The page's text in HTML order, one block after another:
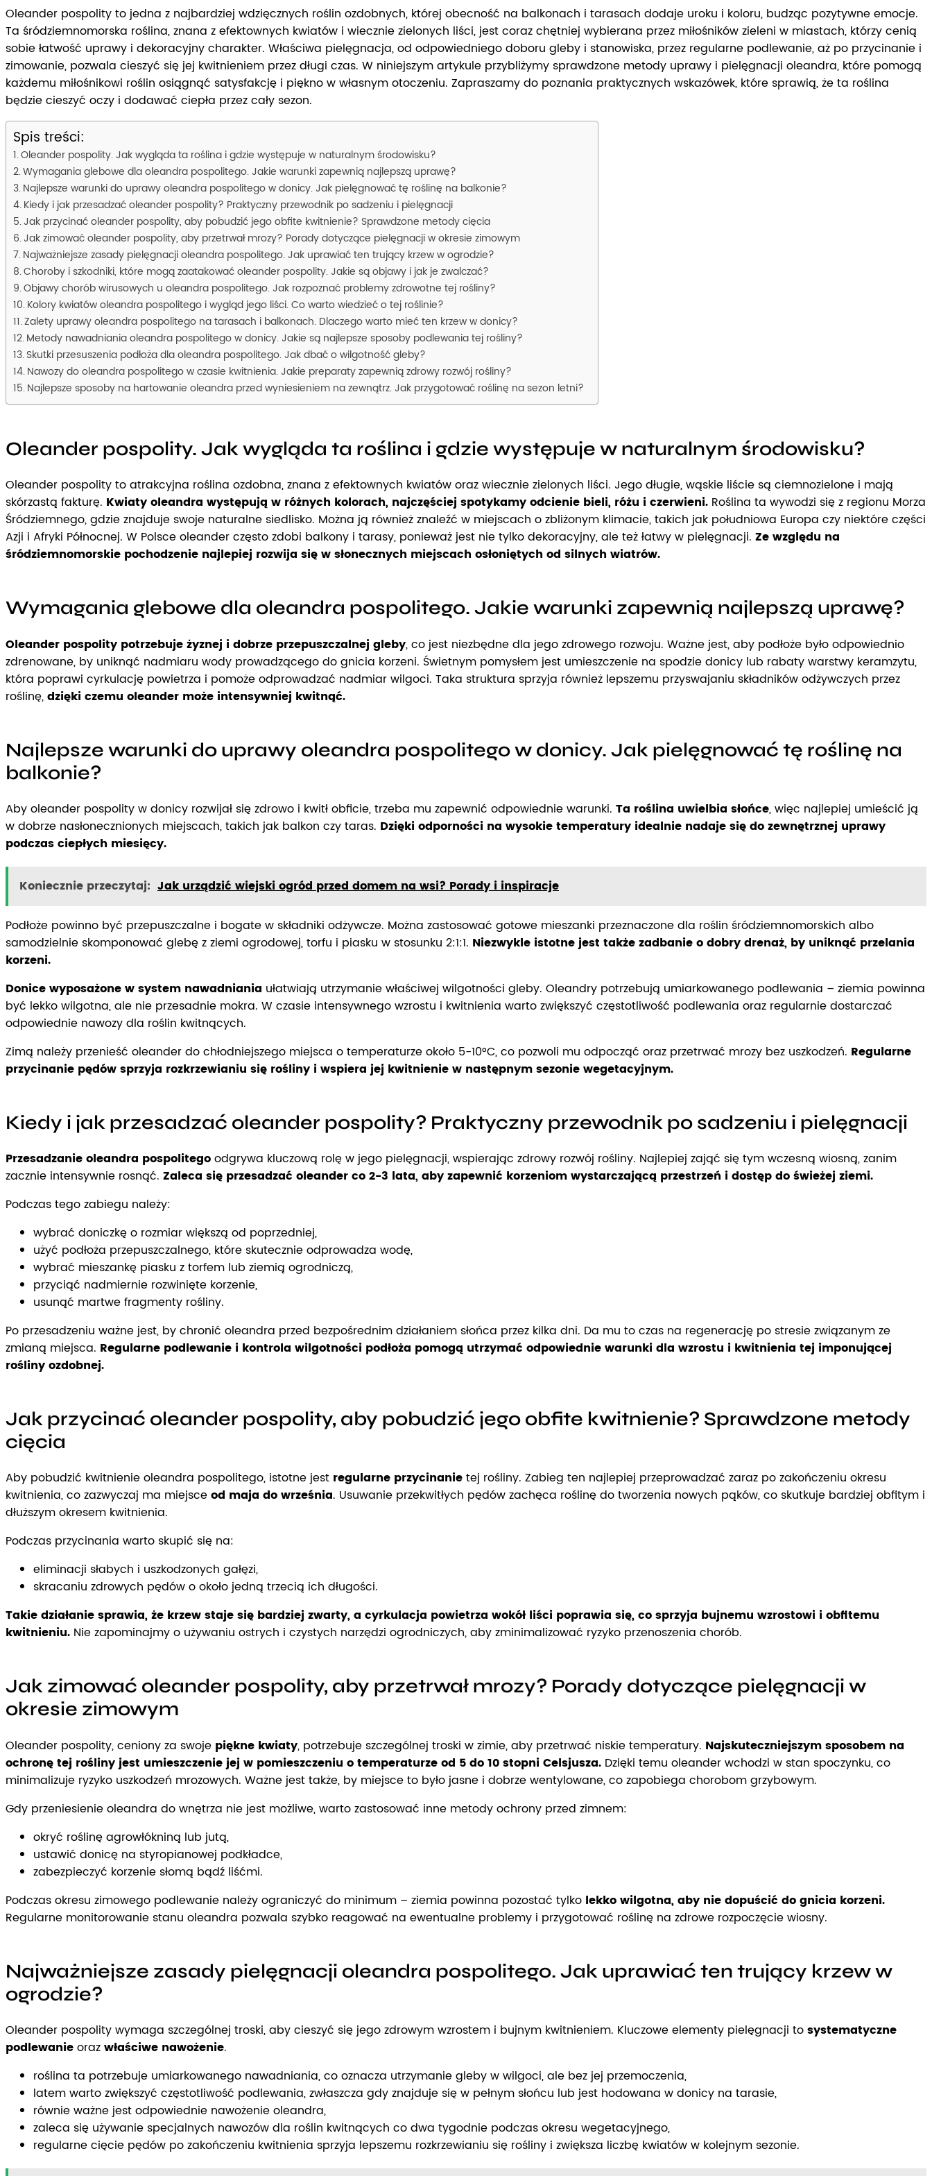
Oleander pospolity to jedna z najbardziej wdzięcznych roślin ozdobnych, której obecność na balkonach i tarasach dodaje uroku i koloru, budząc pozytywne emocje.
Ta śródziemnomorska roślina, znana z efektownych kwiatów i wiecznie zielonych liści, jest coraz chętniej wybierana przez miłośników zieleni w miastach, którzy cenią
sobie łatwość uprawy i dekoracyjny charakter. Właściwa pielęgnacja, od odpowiedniego doboru gleby i stanowiska, przez regularne podlewanie, aż po przycinanie i
zimowanie, pozwala cieszyć się jej kwitnieniem przez długi czas. W niniejszym artykule przybliżymy sprawdzone metody uprawy i pielęgnacji oleandra, które pomogą
każdemu miłośnikowi roślin osiągnąć satysfakcję i piękno w własnym otoczeniu. Zapraszamy do poznania praktycznych wskazówek, które sprawią, że ta roślina
będzie cieszyć oczy i dodawać ciepła przez cały sezon.
Spis treści:
Oleander pospolity. Jak wygląda ta roślina i gdzie występuje w naturalnym środowisku?
Wymagania glebowe dla oleandra pospolitego. Jakie warunki zapewnią najlepszą uprawę?
Najlepsze warunki do uprawy oleandra pospolitego w donicy. Jak pielęgnować tę roślinę na balkonie?
Kiedy i jak przesadzać oleander pospolity? Praktyczny przewodnik po sadzeniu i pielęgnacji
Jak przycinać oleander pospolity, aby pobudzić jego obfite kwitnienie? Sprawdzone metody cięcia
Jak zimować oleander pospolity, aby przetrwał mrozy? Porady dotyczące pielęgnacji w okresie zimowym
Najważniejsze zasady pielęgnacji oleandra pospolitego. Jak uprawiać ten trujący krzew w ogrodzie?
Choroby i szkodniki, które mogą zaatakować oleander pospolity. Jakie są objawy i jak je zwalczać?
Objawy chorób wirusowych u oleandra pospolitego. Jak rozpoznać problemy zdrowotne tej rośliny?
Kolory kwiatów oleandra pospolitego i wygląd jego liści. Co warto wiedzieć o tej roślinie?
Zalety uprawy oleandra pospolitego na tarasach i balkonach. Dlaczego warto mieć ten krzew w donicy?
Metody nawadniania oleandra pospolitego w donicy. Jakie są najlepsze sposoby podlewania tej rośliny?
Skutki przesuszenia podłoża dla oleandra pospolitego. Jak dbać o wilgotność gleby?
Nawozy do oleandra pospolitego w czasie kwitnienia. Jakie preparaty zapewnią zdrowy rozwój rośliny?
Najlepsze sposoby na hartowanie oleandra przed wyniesieniem na zewnątrz. Jak przygotować roślinę na sezon letni?
Oleander pospolity. Jak wygląda ta roślina i gdzie występuje w naturalnym środowisku?
Oleander pospolity to atrakcyjna roślina ozdobna, znana z efektownych kwiatów oraz wiecznie zielonych liści. Jego długie, wąskie liście są ciemnozielone i mają
skórzastą fakturę. Kwiaty oleandra występują w różnych kolorach, najczęściej spotykamy odcienie bieli, różu i czerwieni. Roślina ta wywodzi się z regionu Morza
Śródziemnego, gdzie znajduje swoje naturalne siedlisko. Można ją również znaleźć w miejscach o zbliżonym klimacie, takich jak południowa Europa czy niektóre części
Azji i Afryki Północnej. W Polsce oleander często zdobi balkony i tarasy, ponieważ jest nie tylko dekoracyjny, ale też łatwy w pielęgnacji. Ze względu na
śródziemnomorskie pochodzenie najlepiej rozwija się w słonecznych miejscach osłoniętych od silnych wiatrów.
Wymagania glebowe dla oleandra pospolitego. Jakie warunki zapewnią najlepszą uprawę?
Oleander pospolity potrzebuje żyznej i dobrze przepuszczalnej gleby, co jest niezbędne dla jego zdrowego rozwoju. Ważne jest, aby podłoże było odpowiednio
zdrenowane, by uniknąć nadmiaru wody prowadzącego do gnicia korzeni. Świetnym pomysłem jest umieszczenie na spodzie donicy lub rabaty warstwy keramzytu,
która poprawi cyrkulację powietrza i pomoże odprowadzać nadmiar wilgoci. Taka struktura sprzyja również lepszemu przyswajaniu składników odżywczych przez
roślinę,dzięki czemu oleander może intensywniej kwitnąć.
Najlepsze warunki do uprawy oleandra pospolitego w donicy. Jak pielęgnować tę roślinę na
balkonie?
Aby oleander pospolity w donicy rozwijał się zdrowo i kwitł obficie, trzeba mu zapewnić odpowiednie warunki. Ta roślina uwielbia słońce, więc najlepiej umieścić ją
w dobrze nasłonecznionych miejscach, takich jak balkon czy taras. Dzięki odporności na wysokie temperatury idealnie nadaje się do zewnętrznej uprawy
podczas ciepłych miesięcy.
Koniecznie przeczytaj: Jak urządzić wiejski ogród przed domem na wsi? Porady i inspiracje
Podłoże powinno być przepuszczalne i bogate w składniki odżywcze. Można zastosować gotowe mieszanki przeznaczone dla roślin śródziemnomorskich albo
samodzielnie skomponować glebę z ziemi ogrodowej, torfu i piasku w stosunku 2:1:1. Niezwykle istotne jest także zadbanie o dobry drenaż, by uniknąć przelania
korzeni.
Donice wyposażone w system nawadniania ułatwiają utrzymanie właściwej wilgotności gleby. Oleandry potrzebują umiarkowanego podlewania – ziemia powinna
być lekko wilgotna, ale nie przesadnie mokra. W czasie intensywnego wzrostu i kwitnienia warto zwiększyć częstotliwość podlewania oraz regularnie dostarczać
odpowiednie nawozy dla roślin kwitnących.
Zimą należy przenieść oleander do chłodniejszego miejsca o temperaturze około 5-10°C, co pozwoli mu odpocząć oraz przetrwać mrozy bez uszkodzeń. Regularne
przycinanie pędów sprzyja rozkrzewianiu się rośliny i wspiera jej kwitnienie w następnym sezonie wegetacyjnym.
Kiedy i jak przesadzać oleander pospolity? Praktyczny przewodnik po sadzeniu i pielęgnacji
Przesadzanie oleandra pospolitegoodgrywa kluczową rolę w jego pielęgnacji, wspierając zdrowy rozwój rośliny. Najlepiej zająć się tym wczesną wiosną, zanim
zacznie intensywnie rosnąć. Zaleca się przesadzać oleander co 2-3 lata, aby zapewnić korzeniom wystarczającą przestrzeń i dostęp do świeżej ziemi.
Podczas tego zabiegu należy:
wybrać doniczkę o rozmiar większą od poprzedniej,
użyć podłoża przepuszczalnego, które skutecznie odprowadza wodę,
wybrać mieszankę piasku z torfem lub ziemią ogrodniczą,
przyciąć nadmiernie rozwinięte korzenie,
usunąć martwe fragmenty rośliny.
Po przesadzeniu ważne jest, by chronić oleandra przed bezpośrednim działaniem słońca przez kilka dni. Da mu to czas na regenerację po stresie związanym ze
zmianą miejsca. Regularne podlewanie i kontrola wilgotności podłoża pomogą utrzymać odpowiednie warunki dla wzrostu i kwitnienia tej imponującej
rośliny ozdobnej.
Jak przycinać oleander pospolity, aby pobudzić jego obfite kwitnienie? Sprawdzone metody
cięcia
Aby pobudzić kwitnienie oleandra pospolitego, istotne jest regularne przycinanietej rośliny. Zabieg ten najlepiej przeprowadzać zaraz po zakończeniu okresu
kwitnienia, co zazwyczaj ma miejsceod maja do września. Usuwanie przekwitłych pędów zachęca roślinę do tworzenia nowych pąków, co skutkuje bardziej obfitym i
dłuższym okresem kwitnienia.
Podczas przycinania warto skupić się na:
eliminacji słabych i uszkodzonych gałęzi,
skracaniu zdrowych pędów o około jedną trzecią ich długości.
Takie działanie sprawia, że krzew staje się bardziej zwarty, a cyrkulacja powietrza wokół liści poprawia się, co sprzyja bujnemu wzrostowi i obfitemu
kwitnieniu. Nie zapominajmy o używaniu ostrych i czystych narzędzi ogrodniczych, aby zminimalizować ryzyko przenoszenia chorób.
Jak zimować oleander pospolity, aby przetrwał mrozy? Porady dotyczące pielęgnacji w
okresie zimowym
Oleander pospolity, ceniony za swoje piękne kwiaty, potrzebuje szczególnej troski w zimie, aby przetrwać niskie temperatury. Najskuteczniejszym sposobem na
ochronę tej rośliny jest umieszczenie jej w pomieszczeniu o temperaturze od 5 do 10 stopni Celsjusza. Dzięki temu oleander wchodzi w stan spoczynku, co
minimalizuje ryzyko uszkodzeń mrozowych. Ważne jest także, by miejsce to było jasne i dobrze wentylowane, co zapobiega chorobom grzybowym.
Gdy przeniesienie oleandra do wnętrza nie jest możliwe, warto zastosować inne metody ochrony przed zimnem:
okryć roślinę agrowłókniną lub jutą,
ustawić donicę na styropianowej podkładce,
zabezpieczyć korzenie słomą bądź liśćmi.
Podczas okresu zimowego podlewanie należy ograniczyć do minimum – ziemia powinna pozostać tylko lekko wilgotna, aby nie dopuścić do gnicia korzeni.
Regularne monitorowanie stanu oleandra pozwala szybko reagować na ewentualne problemy i przygotować roślinę na zdrowe rozpoczęcie wiosny.
Najważniejsze zasady pielęgnacji oleandra pospolitego. Jak uprawiać ten trujący krzew w
ogrodzie?
Oleander pospolity wymaga szczególnej troski, aby cieszyć się jego zdrowym wzrostem i bujnym kwitnieniem. Kluczowe elementy pielęgnacji tosystematyczne
podlewanieorazwłaściwe nawożenie.
roślina ta potrzebuje umiarkowanego nawadniania, co oznacza utrzymanie gleby w wilgoci, ale bez jej przemoczenia,
latem warto zwiększyć częstotliwość podlewania, zwłaszcza gdy znajduje się w pełnym słońcu lub jest hodowana w donicy na tarasie,
równie ważne jest odpowiednie nawożenie oleandra,
zaleca się używanie specjalnych nawozów dla roślin kwitnących co dwa tygodnie podczas okresu wegetacyjnego,
regularne cięcie pędów po zakończeniu kwitnienia sprzyja lepszemu rozkrzewianiu się rośliny i zwiększa liczbę kwiatów w kolejnym sezonie.